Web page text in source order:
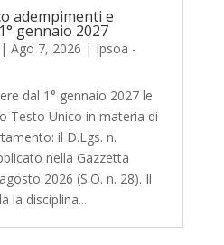
adempimenti e
gennaio 2027
| Ago 7, 2026 | Ipsoa -
dal 1° gennaio 2027 le
Testo Unico in materia di
il D.Lgs. n.
nella Gazzetta
2026 (S.O. n. 28). Il
la disciplina...